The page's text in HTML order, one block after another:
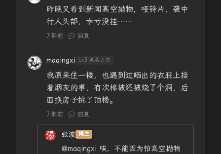
昨晚又看到新闻高空抛物，哑铃片，袭中
行人头部，幸亏没挂……
7年前 回复
maqingxi Lv3.点头之交
我原来住一楼，也遇到过晒出的衣服上接
着烟灰的事，有次棉被还被烧了个洞，后
面换房子挑了顶楼。
7年前 回复
张波 博主
@maqingxi 唉，不能因为怕高空抛物